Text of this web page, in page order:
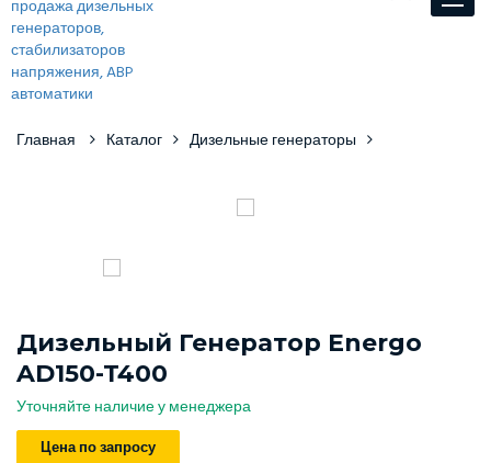
Главная Каталог Дизельные генераторы
Дизельный Генератор Energo
AD150-T400
Уточняйте наличие у менеджера
Цена по запросу